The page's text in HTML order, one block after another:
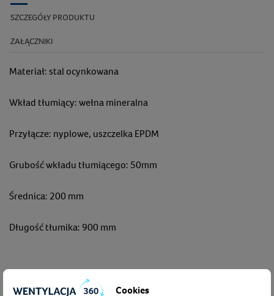
SZCZEGÓŁY PRODUKTU
ZAŁĄCZNIKI
Materiał: stal ocynkowana
Wkład tłumiący: wełna mineralna
Przyłącze: nyplowe, uszczelka EPDM
Grubość wkładu tłumiącego: 50mm
Średnica: 200 mm
Długość tłumika: 900 mm
Zobacz także Cookies